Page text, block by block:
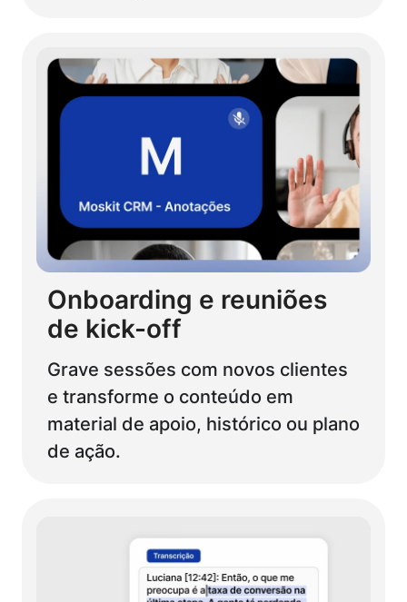
Onboarding e reuniões
de kick-off
Grave sessões com novos clientes
e transforme o conteúdo em
material de apoio, histórico ou plano
de ação.